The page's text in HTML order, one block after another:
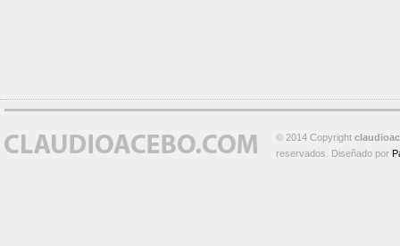
© 2014 Copyright
reservados. Diseñado por